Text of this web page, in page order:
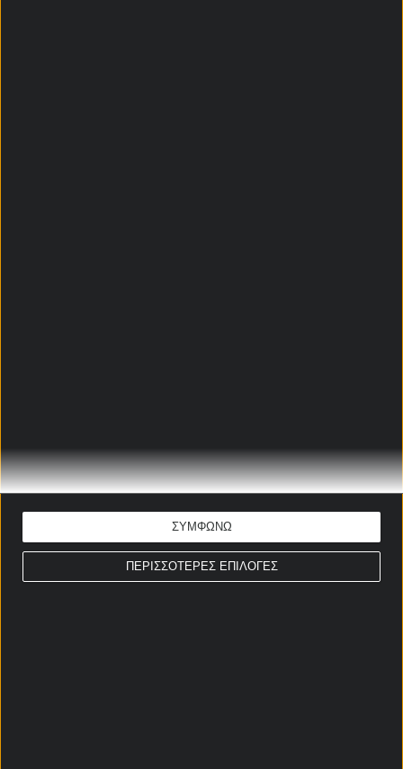
ΠΕΡΙΣΣΟΤΕΡΕΣ ΕΠΙΛΟΓΕΣ
ΣΥΜΦΩΝΩ
Γιάννης-Μάριος Παπαδόπουλος
ΕΚΤΙΜΗΣΗ: Under 2,5 & N/G
Απόδοση: 2.05 Παίξε νόμιμα